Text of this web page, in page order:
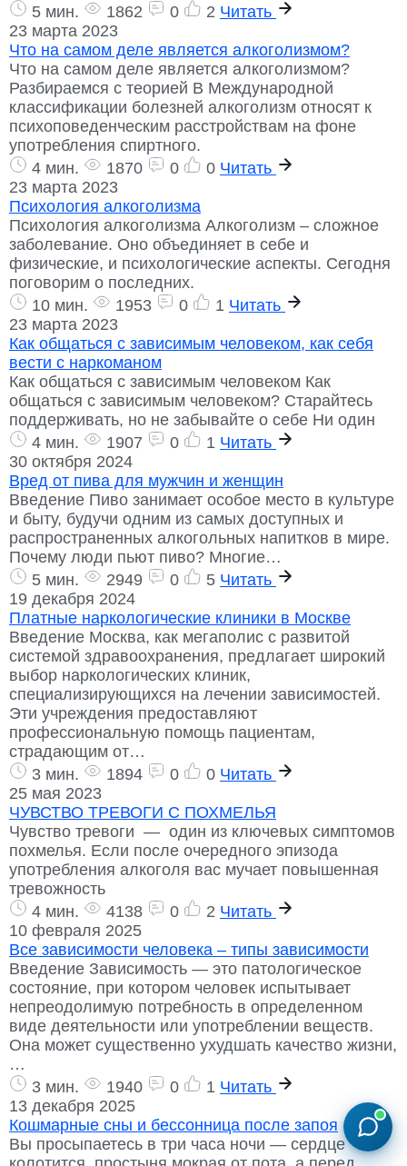
5 мин.
1862 0 2 Читать
23 марта 2023
Что на самом деле является алкоголизмом?
Что на самом деле является алкоголизмом?
Разбираемся с теорией В Международной
классификации болезней алкоголизм относят к
психоповеденческим расстройствам на фоне
употребления спиртного.
4 мин.
1870 0 0 Читать
23 марта 2023
Психология алкоголизма
Психология алкоголизма Алкоголизм – сложное
заболевание. Оно объединяет в себе и
физические, и психологические аспекты. Сегодня
поговорим о последних.
10 мин.
1953 0 1 Читать
23 марта 2023
Как общаться с зависимым человеком, как себя
вести с наркоманом
Как общаться с зависимым человеком Как
общаться с зависимым человеком? Старайтесь
поддерживать, но не забывайте о себе Ни один
4 мин.
1907 0 1 Читать
30 октября 2024
Вред от пива для мужчин и женщин
Введение Пиво занимает особое место в культуре
и быту, будучи одним из самых доступных и
распространенных алкогольных напитков в мире.
Почему люди пьют пиво? Многие…
5 мин.
2949 0 5 Читать
19 декабря 2024
Платные наркологические клиники в Москве
Введение Москва, как мегаполис с развитой
системой здравоохранения, предлагает широкий
выбор наркологических клиник,
специализирующихся на лечении зависимостей.
Эти учреждения предоставляют
профессиональную помощь пациентам,
страдающим от…
3 мин.
1894 0 0 Читать
25 мая 2023
ЧУВСТВО ТРЕВОГИ С ПОХМЕЛЬЯ
Чувство тревоги — один из ключевых симптомов
похмелья. Если после очередного эпизода
употребления алкоголя вас мучает повышенная
тревожность
4 мин.
4138 0 2 Читать
10 февраля 2025
Все зависимости человека – типы зависимости
Введение Зависимость — это патологическое
состояние, при котором человек испытывает
непреодолимую потребность в определенном
виде деятельности или употреблении веществ.
Она может существенно ухудшать качество жизни,
…
3 мин.
1940 0 1 Читать
13 декабря 2025
Кошмарные сны и бессонница после запоя
Вы просыпаетесь в три часа ночи — сердце